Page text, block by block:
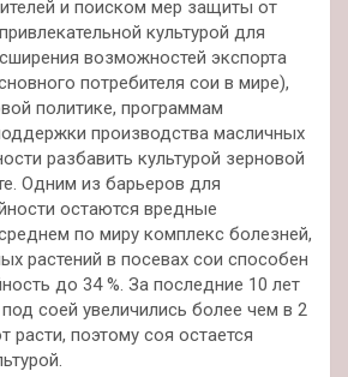
и поиском мер защиты от
культурой для
возможностей экспорта
потребителя сои в мире),
политике, программам
производства масличных
разбавить культурой зерновой
Одним из барьеров для
остаются вредные
по миру комплекс болезней,
растений в посевах сои способен
до 34 %. За последние 10 лет
соей увеличились более чем в 2
расти, поэтому соя остается